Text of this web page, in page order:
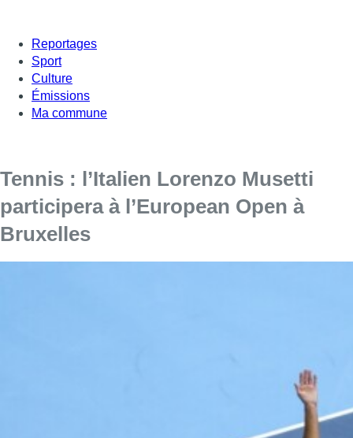
Reportages
Sport
Culture
Émissions
Ma commune
Tennis : l’Italien Lorenzo Musetti
participera à l’European Open à
Bruxelles